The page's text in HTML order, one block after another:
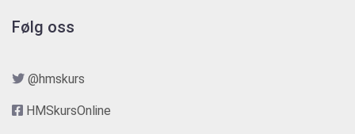
Følg oss
@hmskurs
HMSkursOnline